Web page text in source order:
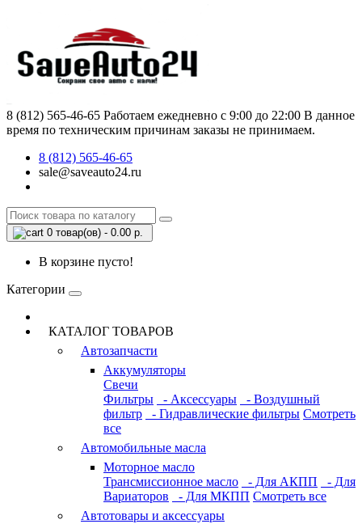
8 (812) 565-46-65 Работаем ежедневно с 9:00 до 22:00 В данное
время по техническим причинам заказы не принимаем.
8 (812) 565-46-65
sale@saveauto24.ru
0 товар(ов) - 0.00 р.
В корзине пусто!
Категории
КАТАЛОГ ТОВАРОВ
Автозапчасти
Аккумуляторы
Свечи
Фильтры
- Аксессуары
- Воздушный
фильтр
- Гидравлические фильтры Смотреть
все
Автомобильные масла
Моторное масло
Трансмиссионное масло
- Для АКПП
- Для
Вариаторов
- Для МКПП Смотреть все
Автотовары и аксессуары